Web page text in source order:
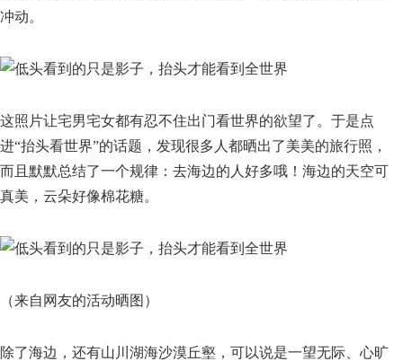
冲动。
这照片让宅男宅女都有忍不住出门看世界的欲望了。于是点
进“抬头看世界”的话题，发现很多人都晒出了美美的旅行照，
而且默默总结了一个规律：去海边的人好多哦！海边的天空可
真美，云朵好像棉花糖。
（来自网友的活动晒图）
除了海边，还有山川湖海沙漠丘壑，可以说是一望无际、心旷